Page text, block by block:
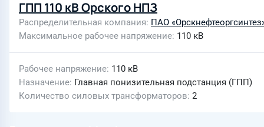
ГПП 110 кВ Орского НПЗ
Распределительная компания ПАО
Максимальное рабочее напряжение 110 кВ
Рабочее напряжение 110 кВ
Назначение Главная понизительная подстанция (ГПП)
Количество силовых трансформаторов 2